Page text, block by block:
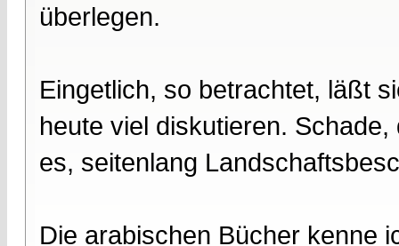
überlegen.
Eingetlich, so betrachtet, läßt
heute viel diskutieren.
es, seitenlang
Die arabischen Bücher kenne